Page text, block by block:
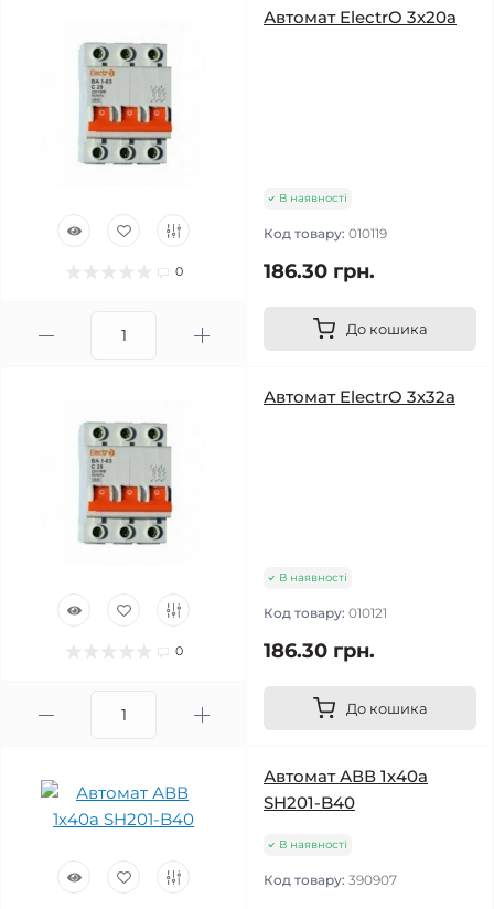
0
Автомат ElectrO 3х20а
В наявності
Код товару: 010119
186.30 грн.
До кошика
0
Автомат ElectrO 3х32а
В наявності
Код товару: 010121
186.30 грн.
До кошика
Автомат АВВ 1х40а
SH201-B40
В наявності
Код товару: 390907